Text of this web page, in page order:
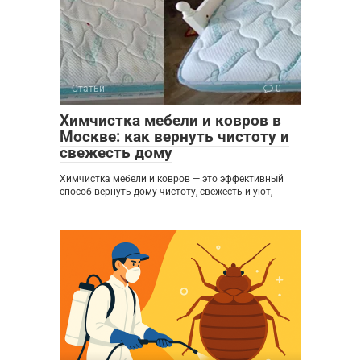
Статьи 0
Химчистка мебели и ковров в
Москве: как вернуть чистоту и
свежесть дому
Химчистка мебели и ковров — это эффективный
способ вернуть дому чистоту, свежесть и уют,